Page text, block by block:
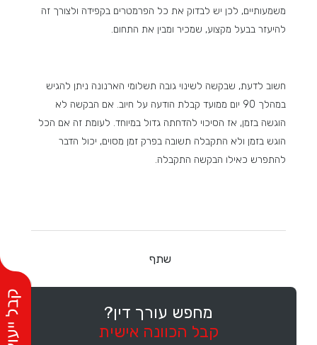
משמעותיים, לכן יש לבדוק את כל הפרמטרים בקפידה ולצורך זה
להיעזר בבעל מקצוע, שמכיר ומבין את התחום.
חשוב לדעת, שבקשה לשינוי גובה תשלומי הארנונה ניתן להגיש
במהלך 90 יום ממועד קבלת הודעה על חיוב. אם הבקשה לא
הוגשה בזמן, אז הסיכוי להדחתה גדול במיוחד. לעומת זה אם הכל
הוגש בזמן ולא התקבלה תשובה בפרק זמן מסוים, יכול הדבר
להתפרש כאילו הבקשה התקבלה.
שתף
מחפש עורך דין?
קבל הכוונה אישית